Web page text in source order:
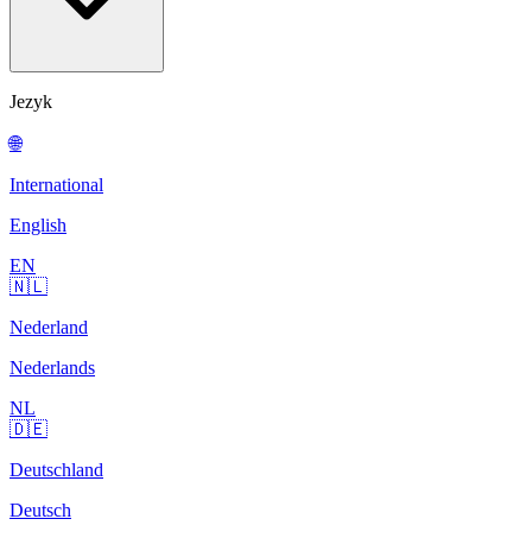
Jezyk
🌐
International
English
EN
🇳🇱
Nederland
Nederlands
NL
🇩🇪
Deutschland
Deutsch